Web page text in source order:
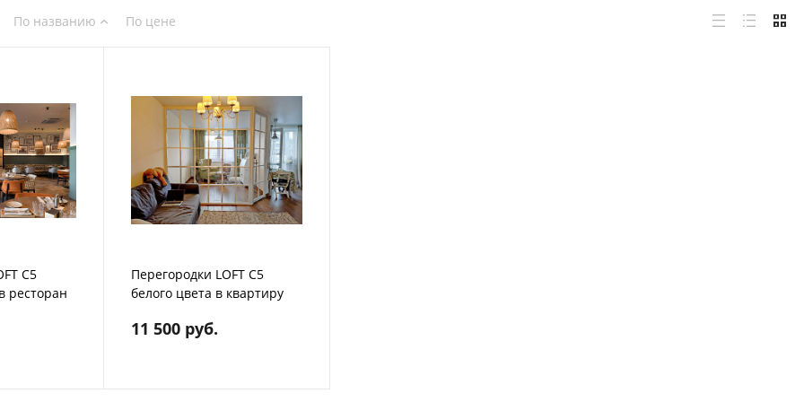
По названию По цене
C5
ресторан
Перегородки LOFT C5
белого цвета в квартиру
11 500 руб.